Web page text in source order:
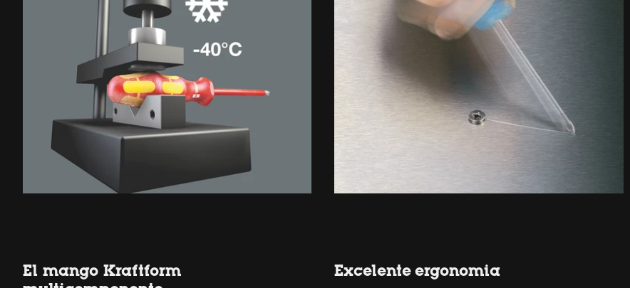
El mango Kraftform
Excelente ergonomia